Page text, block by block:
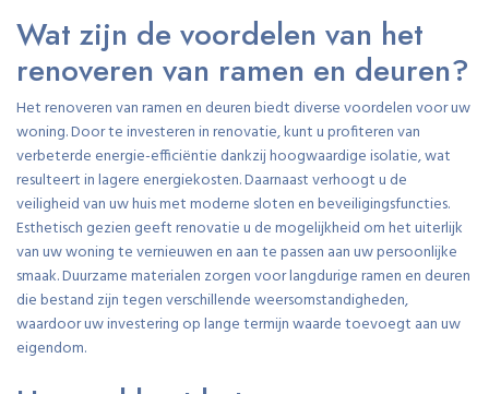
Wat zijn de voordelen van het
renoveren van ramen en deuren?
Het renoveren van ramen en deuren biedt diverse voordelen voor uw
woning. Door te investeren in renovatie, kunt u profiteren van
verbeterde energie-efficiëntie dankzij hoogwaardige isolatie, wat
resulteert in lagere energiekosten. Daarnaast verhoogt u de
veiligheid van uw huis met moderne sloten en beveiligingsfuncties.
Esthetisch gezien geeft renovatie u de mogelijkheid om het uiterlijk
van uw woning te vernieuwen en aan te passen aan uw persoonlijke
smaak. Duurzame materialen zorgen voor langdurige ramen en deuren
die bestand zijn tegen verschillende weersomstandigheden,
waardoor uw investering op lange termijn waarde toevoegt aan uw
eigendom.